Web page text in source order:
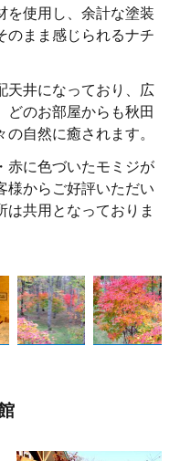
を使用し、余計な塗装
のまま感じられるナチ
天井になっており、広
どのお部屋からも秋田
自然に癒されます。
赤に色づいたモミジが
様からご好評いただい
共用となっておりま